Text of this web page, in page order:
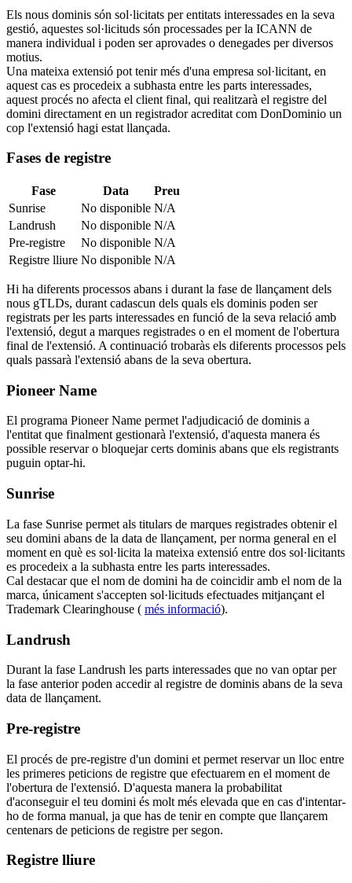
Els nous dominis són sol·licitats per entitats interessades en la seva
gestió, aquestes sol·licituds són processades per la ICANN de
manera individual i poden ser aprovades o denegades per diversos
motius.
Una mateixa extensió pot tenir més d'una empresa sol·licitant, en
aquest cas es procedeix a subhasta entre les parts interessades,
aquest procés no afecta el client final, qui realitzarà el registre del
domini directament en un registrador acreditat com DonDominio un
cop l'extensió hagi estat llançada.
Fases de registre
Fase Data
Preu
Sunrise
No disponible N/A
Landrush
No disponible N/A
Pre-registre
No disponible N/A
Registre lliure No disponible N/A
Hi ha diferents processos abans i durant la fase de llançament dels
nous gTLDs, durant cadascun dels quals els dominis poden ser
registrats per les parts interessades en funció de la seva relació amb
l'extensió, degut a marques registrades o en el moment de l'obertura
final de l'extensió. A continuació trobaràs els diferents processos pels
quals passarà l'extensió abans de la seva obertura.
Pioneer Name
El programa Pioneer Name permet l'adjudicació de dominis a
l'entitat que finalment gestionarà l'extensió, d'aquesta manera és
possible reservar o bloquejar certs dominis abans que els registrants
puguin optar-hi.
Sunrise
La fase Sunrise permet als titulars de marques registrades obtenir el
seu domini abans de la data de llançament, per norma general en el
moment en què es sol·licita la mateixa extensió entre dos sol·licitants
es procedeix a la subhasta entre les parts interessades.
Cal destacar que el nom de domini ha de coincidir amb el nom de la
marca, únicament s'accepten sol·licituds efectuades mitjançant el
Trademark Clearinghouse ( més informació).
Landrush
Durant la fase Landrush les parts interessades que no van optar per
la fase anterior poden accedir al registre de dominis abans de la seva
data de llançament.
Pre-registre
El procés de pre-registre d'un domini et permet reservar un lloc entre
les primeres peticions de registre que efectuarem en el moment de
l'obertura de l'extensió. D'aquesta manera la probabilitat
d'aconseguir el teu domini és molt més elevada que en cas d'intentar-
ho de forma manual, ja que has de tenir en compte que llançarem
centenars de peticions de registre per segon.
Registre lliure